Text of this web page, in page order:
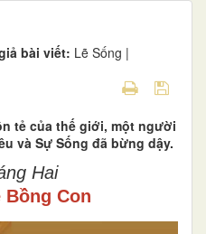
bài viết: Lẽ Sống |
tẻ của thế giới, một người
và Sự Sống đã bừng dậy.
Hai
Con